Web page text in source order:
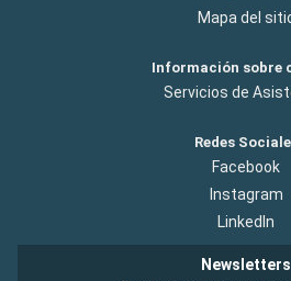
Mapa del
Información sobre
Servicios de
Redes
Facebook
Instagram
LinkedIn
Newsletters